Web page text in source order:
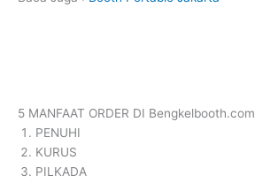
5 MANFAAT ORDER DI Bengkelbooth.com
PENUHI
KURUS
PILKADA